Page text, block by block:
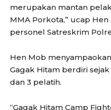
merupakan mantan
MMA Porkota,” ucap Hen
personel Satreskrim
Hen Mob
Gagak Hitam berdiri
dan 3 pelatih.
“Gagak Hitam Camp